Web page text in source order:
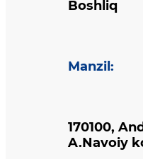
Boshliq
Manzil :
170100,
A.Navoiy